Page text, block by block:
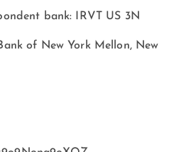
bank: IRVT US 3N
of New York Mellon, New